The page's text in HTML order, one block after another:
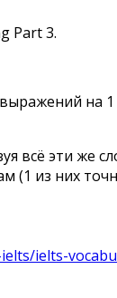
Part 3.
на
всё эти же
(1 из них
ielts-